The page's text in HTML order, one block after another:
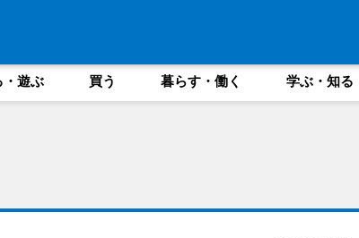
・遊ぶ 買う 暮らす・働く 学ぶ・知る